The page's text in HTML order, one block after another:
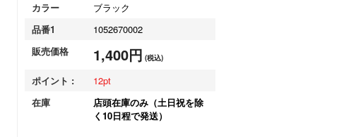
カラー
ブラック
品番1
1052670002
販売価格
1,400円 (税込)
ポイント :
12
在庫
店頭在庫のみ（土日祝を除
く10日程で発送）